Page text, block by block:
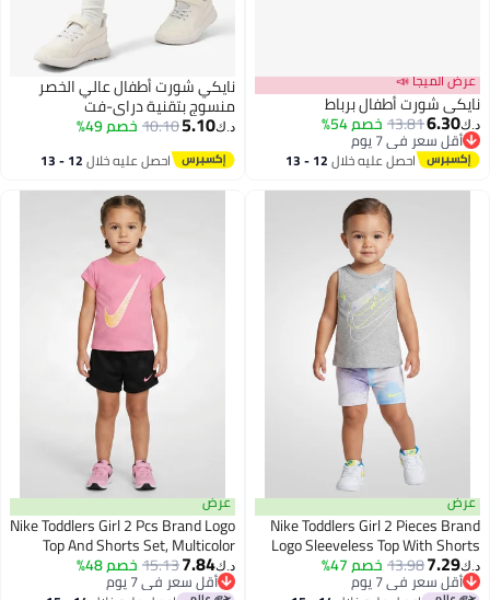
عرض الميجا 📣
نايكي شورت أطفال برباط
د.ك‏6.30
13.81خصم 54%
أقل سعر في 7 يوم
أقل سعر في 7 يوماحصل عليه خلال 12 - 13
2
نايكي شورت أطفال عالي الخصر
منسوج بتقنية دراي-فت
د.ك‏5.10
10.10خصم 49%
احصل عليه خلال 12 - 13
عرض
Nike Toddlers Girl 2 Pieces Brand
Logo Sleeveless Top With Shorts
Set, Multicolor
د.ك‏7.29
13.98خصم 47%
أقل سعر في 7 يوم
عرض
Nike Toddlers Girl 2 Pcs Brand Logo
Top And Shorts Set, Multicolor
د.ك‏7.84
15.13خصم 48%
أقل سعر في 7 يوم